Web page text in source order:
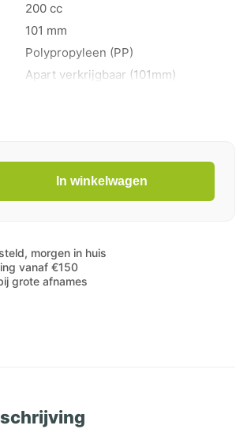
200 cc
101 mm
Polypropyleen (PP)
Apart verkrijgbaar (101mm)
In winkelwagen
morgen in huis
vanaf €150
grote afnames